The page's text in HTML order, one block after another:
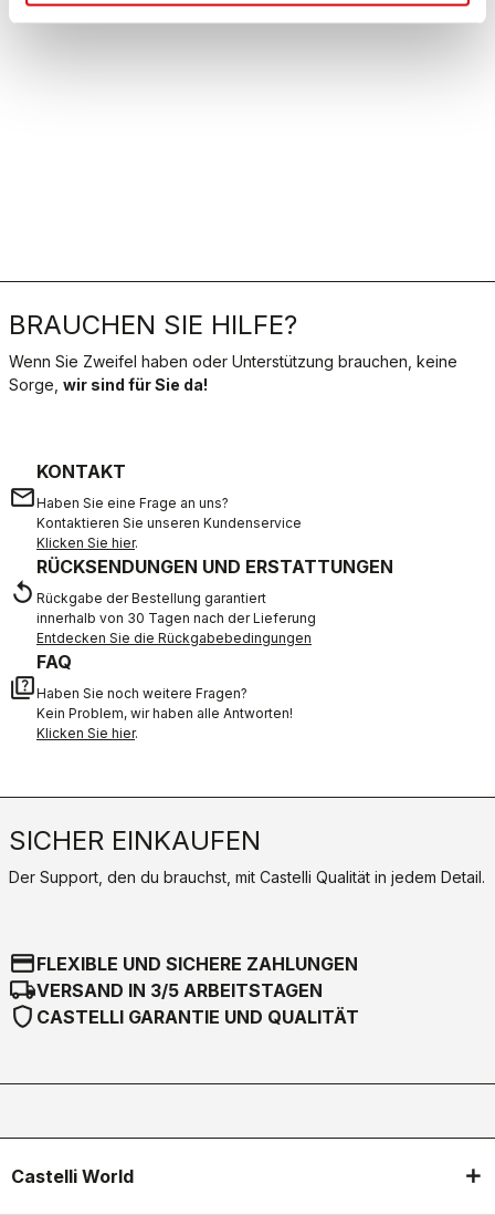
BRAUCHEN SIE HILFE?
Wenn Sie Zweifel haben oder Unterstützung brauchen, keine
Sorge, wir sind für Sie da!
email
KONTAKT
Haben Sie eine Frage an uns?
Kontaktieren Sie unseren Kundenservice
Klicken Sie hier.
replay
RÜCKSENDUNGEN UND ERSTATTUNGEN
Rückgabe der Bestellung garantiert
innerhalb von 30 Tagen nach der Lieferung
Entdecken Sie die Rückgabebedingungen
quiz
FAQ
Haben Sie noch weitere Fragen?
Kein Problem, wir haben alle Antworten!
Klicken Sie hier.
SICHER EINKAUFEN
Der Support, den du brauchst, mit Castelli Qualität in jedem Detail.
credit_cardFLEXIBLE UND SICHERE ZAHLUNGEN
local_shippingVERSAND IN 3/5 ARBEITSTAGEN
shield CASTELLI GARANTIE UND QUALITÄT
Castelli World